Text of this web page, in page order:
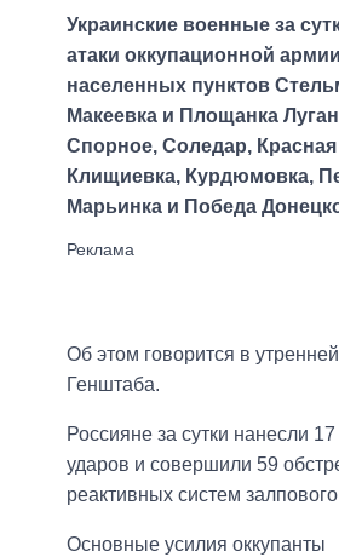
Украинские военные за
атаки оккупационной
населенных пунктов
Макеевка и Площанка
Спорное, Соледар, Красная
Клищиевка, Курдюмовка,
Марьинка и Победа
Об этом говорится в
Генштаба.
Россияне за сутки нанесли
ударов и совершили 59
реактивных систем
Основные усилия оккупанты